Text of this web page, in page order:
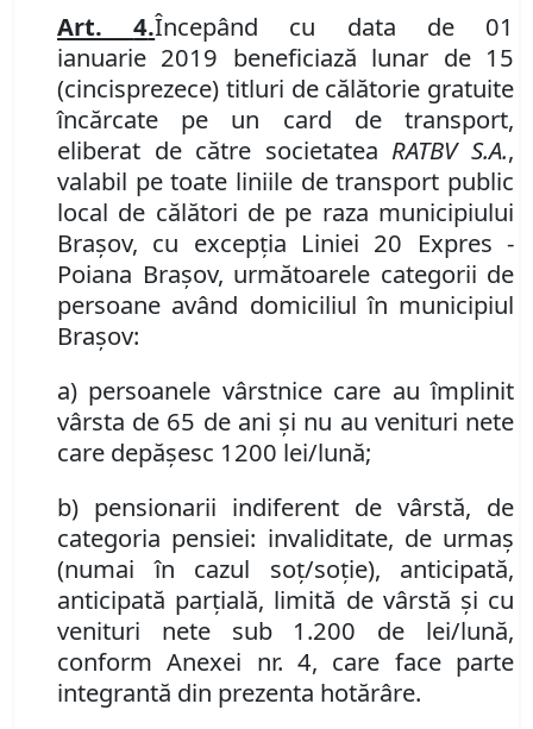
Art.4.Începând cu data de 01
ianuarie 2019 beneficiază lunar de 15
(cincisprezece) titluri de călătorie gratuite
încărcate pe un card de transport,
eliberat de către societatea RATBV S.A.,
valabil pe toate liniile de transport public
local de călători de pe raza municipiului
Braşov, cu excepţia Liniei 20 Expres -
Poiana Braşov, următoarele categorii de
persoane având domiciliul în municipiul
Braşov:
a) persoanele vârstnice care au împlinit
vârsta de 65 de ani şi nu au venituri nete
care depăşesc 1200 lei/lună;
b) pensionarii indiferent de vârstă, de
categoria pensiei: invaliditate, de urmaş
(numai în cazul soţ/soţie), anticipată,
anticipată parţială, limită de vârstă şi cu
venituri nete sub 1.200 de lei/lună,
conform Anexei nr. 4, care face parte
integrantă din prezenta hotărâre.